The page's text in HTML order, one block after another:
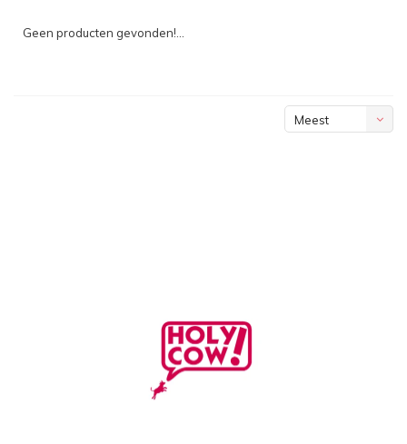
Geen producten gevonden!...
Meest